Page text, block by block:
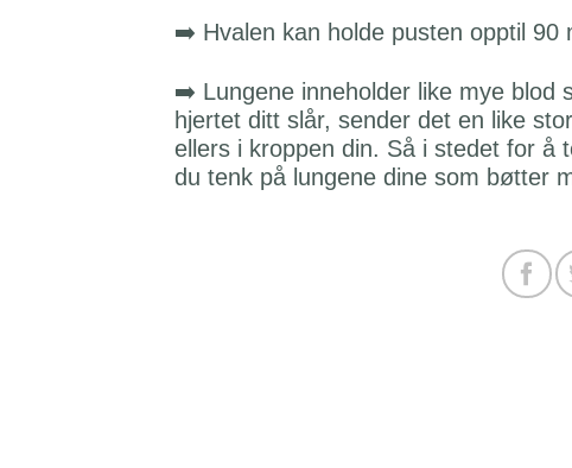
➡️ Hvalen kan holde pusten opptil 90
➡️ Lungene inneholder like mye blod
hjertet ditt slår, sender det en like
ellers i kroppen din. Så i stedet for å
du tenk på lungene dine som bøtter